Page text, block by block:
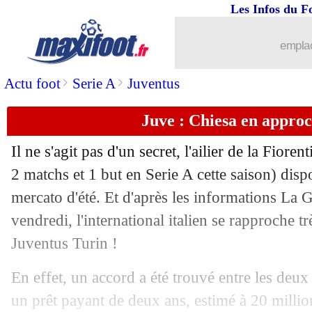
Actu foot> Serie A> Juventus
Les Infos du
Juve : Chiesa en
Il ne s'agit pas d'un secret, l'ailier de la
2 matchs et 1 but en Serie A cette saison)
mercato d'été. Et d'après les informations La
vendredi, l'international italien se rapproche
Juventus Turin !
En effet, un accord a été trouvé entre les
un prêt payant de deux ans, estimé à 20
: les vérités de Thauvin sur son
02/10 C3: le tirage complet de la phase de
02/10 C3: Nice avec Leverkusen !
02/10 Real : Carvajal, la tuile...
02/10 Atletico : un proche de Cavani
02/10 ASSE: Fofana à Leicester, c'est
PSG-OM : Neymar, Alvaro envisage